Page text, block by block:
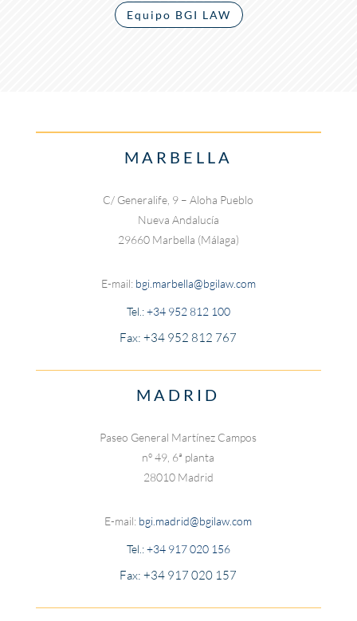
Equipo BGI LAW
MARBELLA
C/ Generalife, 9 – Aloha Pueblo
Nueva Andalucía
29660 Marbella (Málaga)
E-mail: bgi.marbella@bgilaw.com
Tel.:+34 952 812 100
Fax: +34 952 812 767
MADRID
Paseo General Martínez Campos
nº 49, 6ª planta
28010 Madrid
E-mail: bgi.madrid@bgilaw.com
Tel.:+34 917 020 156
Fax: +34 917 020 157